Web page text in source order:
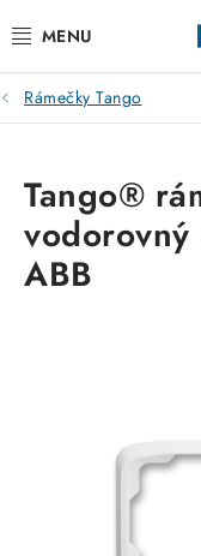
na
obsah
Reklamace /
Kontakty
VYTÁPĚNÍ
Rámečky Tango
Tango®
ABB